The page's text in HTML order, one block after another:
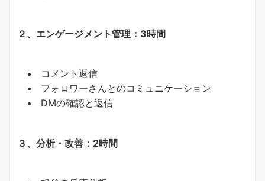
２、エンゲージメント管理： 3時間
コメント返信
フォロワーさんとのコミュニケーション
DMの確認と返信
３、分析・改善： 2時間